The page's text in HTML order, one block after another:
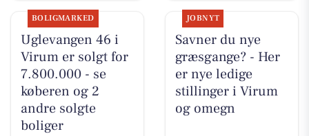
BOLIGMARKED
Uglevangen 46 i
Virum er solgt for
7.800.000 - se
køberen og 2
andre solgte
boliger
JOBNYT
Savner du nye
græsgange? - Her
er nye ledige
stillinger i Virum
og omegn